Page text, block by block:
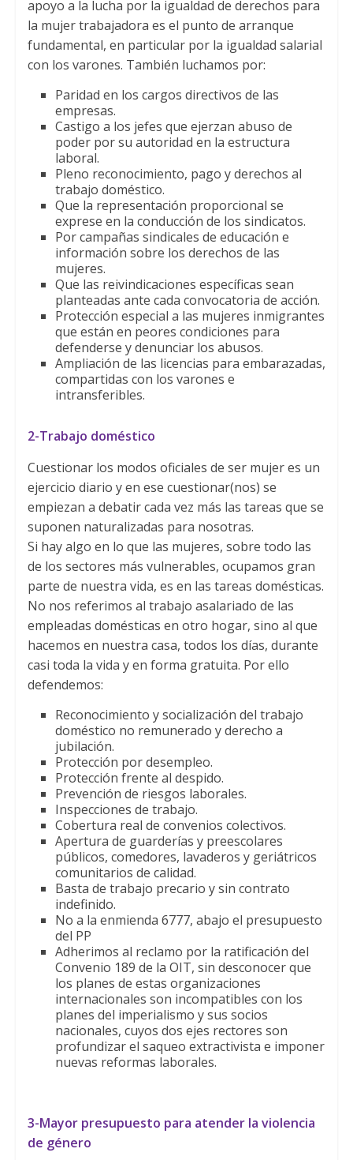
apoyo a la lucha por la igualdad de derechos para
la mujer trabajadora es el punto de arranque
fundamental, en particular por la igualdad salarial
con los varones. También luchamos por:
Paridad en los cargos directivos de las
empresas.
Castigo a los jefes que ejerzan abuso de
poder por su autoridad en la estructura
laboral.
Pleno reconocimiento, pago y derechos al
trabajo doméstico.
Que la representación proporcional se
exprese en la conducción de los sindicatos.
Por campañas sindicales de educación e
información sobre los derechos de las
mujeres.
Que las reivindicaciones específicas sean
planteadas ante cada convocatoria de acción.
Protección especial a las mujeres inmigrantes
que están en peores condiciones para
defenderse y denunciar los abusos.
Ampliación de las licencias para embarazadas,
compartidas con los varones e
intransferibles.
2-Trabajo doméstico
Cuestionar los modos oficiales de ser mujer es un
ejercicio diario y en ese cuestionar(nos) se
empiezan a debatir cada vez más las tareas que se
suponen naturalizadas para nosotras.
Si hay algo en lo que las mujeres, sobre todo las
de los sectores más vulnerables, ocupamos gran
parte de nuestra vida, es en las tareas domésticas.
No nos referimos al trabajo asalariado de las
empleadas domésticas en otro hogar, sino al que
hacemos en nuestra casa, todos los días, durante
casi toda la vida y en forma gratuita. Por ello
defendemos:
Reconocimiento y socialización del trabajo
doméstico no remunerado y derecho a
jubilación.
Protección por desempleo.
Protección frente al despido.
Prevención de riesgos laborales.
Inspecciones de trabajo.
Cobertura real de convenios colectivos.
Apertura de guarderías y preescolares
públicos, comedores, lavaderos y geriátricos
comunitarios de calidad.
Basta de trabajo precario y sin contrato
indefinido.
No a la enmienda 6777, abajo el presupuesto
del PP
Adherimos al reclamo por la ratificación del
Convenio 189 de la OIT, sin desconocer que
los planes de estas organizaciones
internacionales son incompatibles con los
planes del imperialismo y sus socios
nacionales, cuyos dos ejes rectores son
profundizar el saqueo extractivista e imponer
nuevas reformas laborales.
3-Mayor presupuesto para atender la violencia
de género